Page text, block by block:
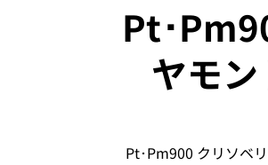
Pt･
ヤモ
Pt･Pm900 クリソベ